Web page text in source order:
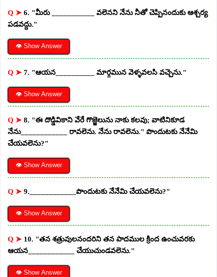
Q ➤ 6. "మీరు ___________ వలెనని నేను నీతో చెప్పినందుకు ఆశ్చర్య
పడవద్దు."
👁 Show Answer
Q ➤ 7. "ఆయన__________ మార్గమున వెళ్ళవలసి వచ్చెను."
👁 Show Answer
Q ➤ 8. "ఈ దొడ్డివికాని వేరే గొజ్జెలును నాకు కలవు; వాటినికూడ
నేను____________ రావలెను. నేను రావలెను." పొందుటకు నేనేమి
చేయవలెను?"
👁 Show Answer
Q ➤ 9.____________పొందుటకు నేనేమి చేయవలెను?"
👁 Show Answer
Q ➤ 10. "తన శత్రువులనందరిని తన పాదముల క్రింద ఉంచువరకు
ఆయన____________ చేయుచుండవలెను."
👁 Show Answer